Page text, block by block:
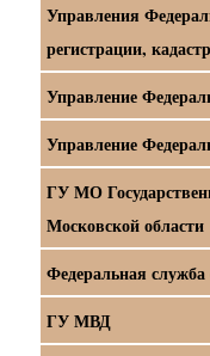
Управления
регистрации,
Управление
Управление
ГУ МО
Московской области
Федеральная
ГУ МВД